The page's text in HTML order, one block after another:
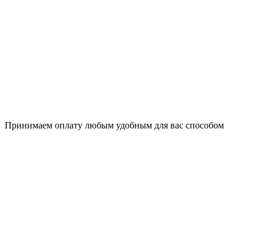
Принимаем оплату любым удобным для вас способом